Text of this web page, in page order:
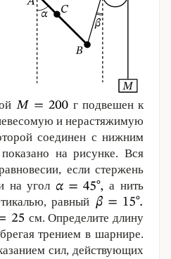
г подвешен к
и нерастяжимую
соединен с нижним
на рисунке. Вся
если стержень
на угол
а нить
равный
см. Определите длину
трением в шарнире.
сил, действующих